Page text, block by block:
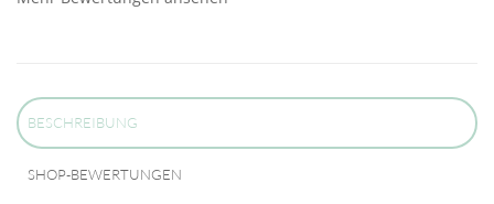
BESCHREIBUNG
SHOP-BEWERTUNGEN